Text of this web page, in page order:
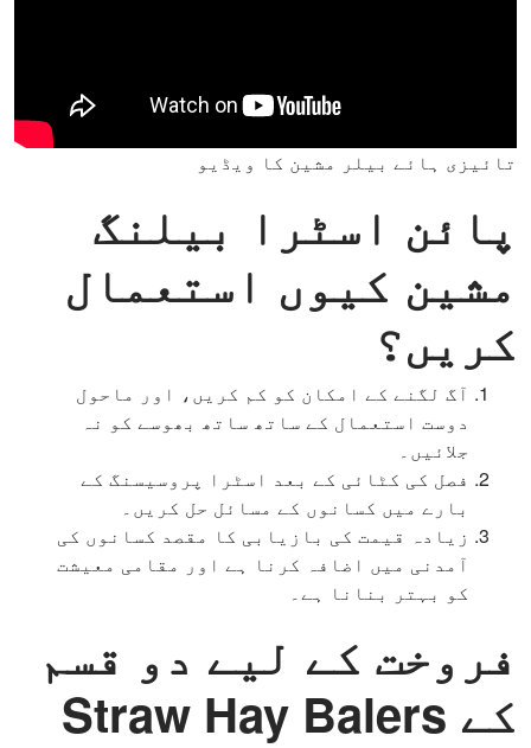
تائیزی ہائے بیلر مشین کا ویڈیو
پائن اسٹرا بیلنگ
مشین کیوں استعمال
کریں؟
آگ لگنے کے امکان کو کم کریں، اور ماحول
دوست استعمال کے ساتھ ساتھ بھوسے کو نہ
جلائیں۔
فصل کی کٹائی کے بعد اسٹرا پروسیسنگ کے
بارے میں کسانوں کے مسائل حل کریں۔
زیادہ قیمت کی بازیابی کا مقصد کسانوں کی
آمدنی میں اضافہ کرنا ہے اور مقامی معیشت
کو بہتر بنانا ہے۔
فروخت کے لیے دو قسم
کے Straw Hay Balers